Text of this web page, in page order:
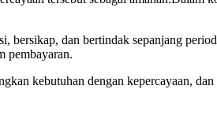
bersikap, dan bertindak sepanjang
pembayaran.
kebutuhan dengan kepercayaan,